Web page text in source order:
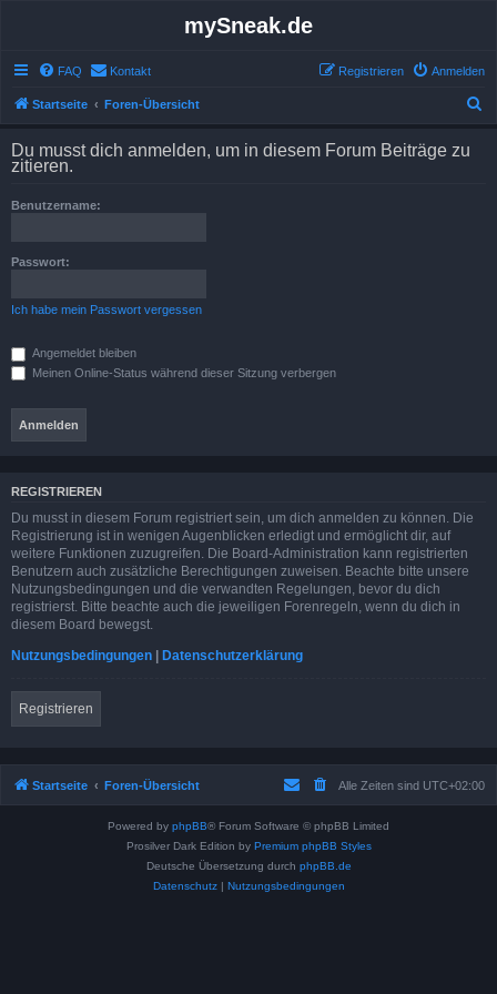
mySneak.de
FAQ Kontakt Anmelden
Registrieren
Startseite Foren-Übersicht
Du musst dich anmelden, um in diesem Forum Beiträge zu
zitieren.
Benutzername:
Passwort:
Ich habe mein Passwort vergessen
Angemeldet bleiben
Meinen Online-Status während dieser Sitzung verbergen
REGISTRIEREN
Du musst in diesem Forum registriert sein, um dich anmelden zu können. Die
Registrierung ist in wenigen Augenblicken erledigt und ermöglicht dir, auf
weitere Funktionen zuzugreifen. Die Board-Administration kann registrierten
Benutzern auch zusätzliche Berechtigungen zuweisen. Beachte bitte unsere
Nutzungsbedingungen und die verwandten Regelungen, bevor du dich
registrierst. Bitte beachte auch die jeweiligen Forenregeln, wenn du dich in
diesem Board bewegst.
Nutzungsbedingungen | Datenschutzerklärung
Registrieren
Startseite Foren-Übersicht Alle Zeiten sind UTC+02:00
Powered by phpBB® Forum Software © phpBB Limited
Prosilver Dark Edition by Premium phpBB Styles
Deutsche Übersetzung durch phpBB.de
Datenschutz| Nutzungsbedingungen